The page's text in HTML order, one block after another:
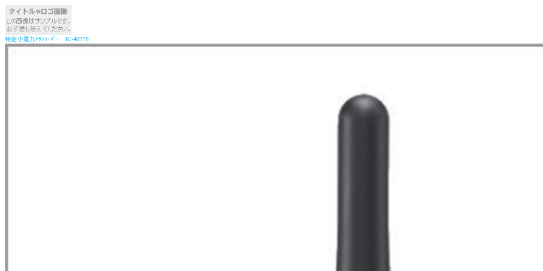
特定小電力ﾄﾗﾝｼｰﾊﾞｰ IC-4077S